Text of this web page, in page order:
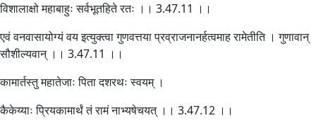
विशालाक्षो महाबाहुः सर्वभूतहिते रतः ।। 3.47.11 ।।
एवं वनवासायोग्यं वय इत्युक्त्वा गुणवत्तया प्रव्राजनानर्हत्वमाह रामेतीति । गुणावान्
सौशील्यवान् ।। 3.47.11 ।।
कामार्तस्तु महातेजाः पिता दशरथः स्वयम् ।
कैकेय्याः प्रियकामार्थं तं रामं नाभ्यषेचयत् ।। 3.47.12 ।।